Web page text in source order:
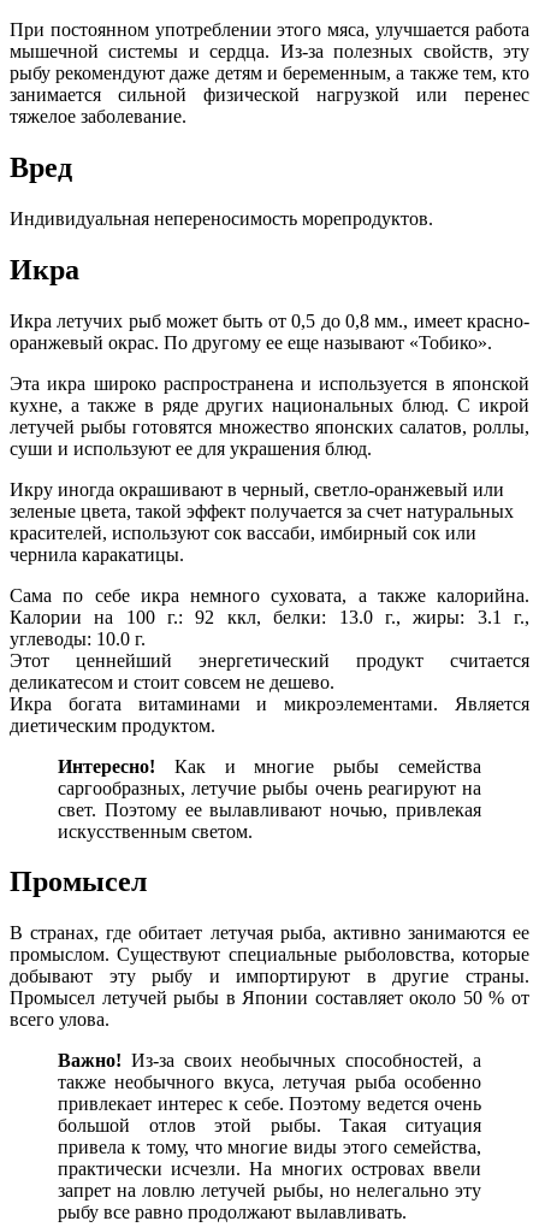
При постоянном употреблении этого мяса, улучшается работа
мышечной системы и сердца. Из-за полезных свойств, эту
рыбу рекомендуют даже детям и беременным, а также тем, кто
занимается сильной физической нагрузкой или перенес
тяжелое заболевание.
Вред
Индивидуальная непереносимость морепродуктов.
Икра
Икра летучих рыб может быть от 0,5 до 0,8 мм., имеет красно-
оранжевый окрас. По другому ее еще называют «Тобико».
Эта икра широко распространена и используется в японской
кухне, а также в ряде других национальных блюд. С икрой
летучей рыбы готовятся множество японских салатов, роллы,
суши и используют ее для украшения блюд.
Икру иногда окрашивают в черный, светло-оранжевый или
зеленые цвета, такой эффект получается за счет натуральных
красителей, используют сок вассаби, имбирный сок или
чернила каракатицы.
Сама по себе икра немного суховата, а также калорийна.
Калории на 100 г.: 92 ккл, белки: 13.0 г., жиры: 3.1 г.,
углеводы: 10.0 г.
Этот ценнейший энергетический продукт считается
деликатесом и стоит совсем не дешево.
Икра богата витаминами и микроэлементами. Является
диетическим продуктом.
Интересно! Как и многие рыбы семейства
саргообразных, летучие рыбы очень реагируют на
свет. Поэтому ее вылавливают ночью, привлекая
искусственным светом.
Промысел
В странах, где обитает летучая рыба, активно занимаются ее
промыслом. Существуют специальные рыболовства, которые
добывают эту рыбу и импортируют в другие страны.
Промысел летучей рыбы в Японии составляет около 50 % от
всего улова.
Важно! Из-за своих необычных способностей, а
также необычного вкуса, летучая рыба особенно
привлекает интерес к себе. Поэтому ведется очень
большой отлов этой рыбы. Такая ситуация
привела к тому, что многие виды этого семейства,
практически исчезли. На многих островах ввели
запрет на ловлю летучей рыбы, но нелегально эту
рыбу все равно продолжают вылавливать.